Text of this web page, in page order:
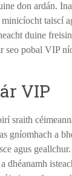
don ardán.
taiscí
duine
seo pobal VIP
VIP
sraith
gníomhach a
agus
dhéanamh